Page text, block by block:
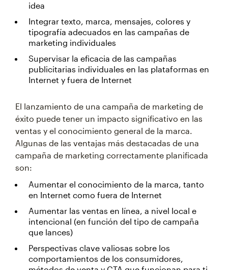
idea
Integrar texto, marca, mensajes, colores y
tipografía adecuados en las campañas de
marketing individuales
Supervisar la eficacia de las campañas
publicitarias individuales en las plataformas en
Internet y fuera de Internet
El lanzamiento de una campaña de marketing de
éxito puede tener un impacto significativo en las
ventas y el conocimiento general de la marca.
Algunas de las ventajas más destacadas de una
campaña de marketing correctamente planificada
son:
Aumentar el conocimiento de la marca, tanto
en Internet como fuera de Internet
Aumentar las ventas en línea, a nivel local e
intencional (en función del tipo de campaña
que lances)
Perspectivas clave valiosas sobre los
comportamientos de los consumidores,